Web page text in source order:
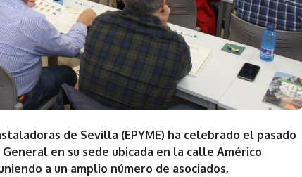
de Sevilla (EPYME) ha celebrado el pasado
en su sede ubicada en la calle Américo
a un amplio número de asociados,